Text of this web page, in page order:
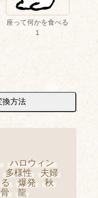
座って何かを食べる
1
換方法
ハロウィン
多様性
夫婦
爆発
秋
骨 龍